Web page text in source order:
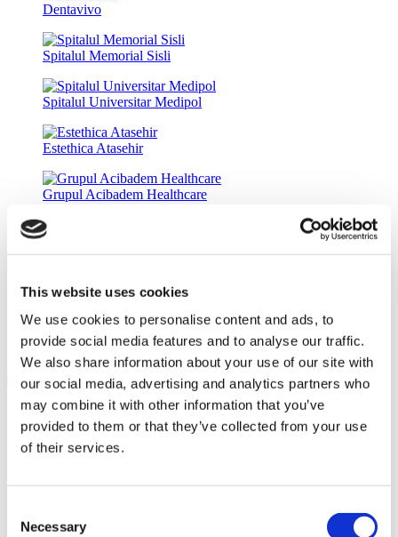
This website uses cookies
We use cookies to personalise content and ads, to
provide social media features and to analyse our traffic.
We also share information about your use of our site with
our social media, advertising and analytics partners who
may combine it with other information that you’ve
provided to them or that they’ve collected from your use
of their services.
Selection
Necessary
Dentavivo
Spitalul Memorial Sisli
Spitalul Universitar Medipol
Estethica Atasehir
Grupul Acibadem Healthcare
DentGroup Maslak
Spitalul Medical Park Gaziosmanpasa
Spitalul Ethica Incirli
Clinica Dr. Balint Nemeth
10.0(2)
Flymedi
TÜRSAB – Tranzacțiile pe flymedi.com sunt gestionate de
MIRAC SARA TOURISM, o agenție de turism din Grupa A
Toate tratamentele sunt efectuate de o instituție de sănătate